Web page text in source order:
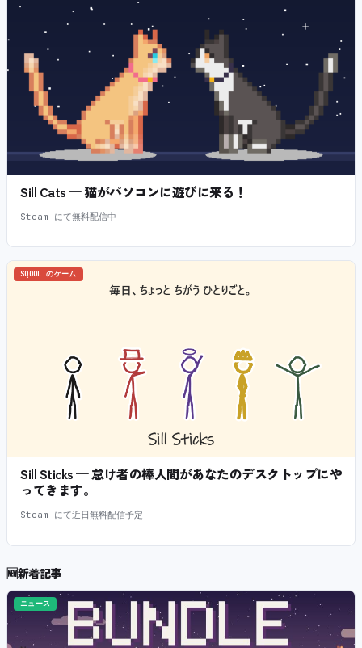
Sill Cats — 猫がパソコンに遊びに来る！
Steam にて無料配信中
SQOOL のゲーム
Sill Sticks — 怠け者の棒人間があなたのデスクトップにや
ってきます。
Steam にて近日無料配信予定
🆕新着記事
ニュース